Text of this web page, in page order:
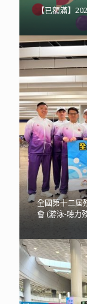
【已額滿】
全國第十二屆
會 (游泳-聽力